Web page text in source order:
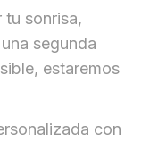
tu sonrisa,
segunda
estaremos
con